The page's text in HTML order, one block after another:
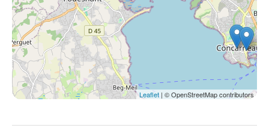
Leaflet| © OpenStreetMap contributors